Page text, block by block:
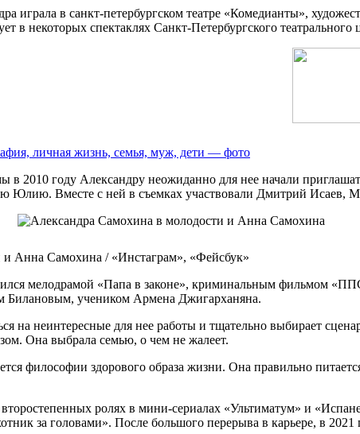
играла в санкт-петербургском театре «Комедианты»,
в некоторых спектаклях Санкт-Петербургского
личная жизнь, семья, муж, дети — фото
в 2010 году Александру неожиданно для нее начали
Юлию. Вместе с ней в съемках участвовали Дмитрий Исаев,
Анна Самохина / «Инстаграм», «Фейсбук»
мелодрамой «Папа в законе», криминальным фильмом
Билановым, учеником Армена Джигарханяна.
на неинтересные для нее работы и тщательно выбирает
Она выбрала семью, о чем не жалеет.
философии здорового образа жизни. Она правильно
второстепенных ролях в мини-сериалах «Ультиматум» и
за головами». После большого перерыва в карьере, в